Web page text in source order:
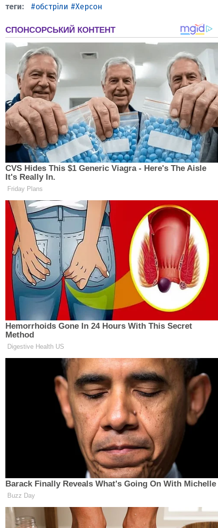
обстріли Херсон